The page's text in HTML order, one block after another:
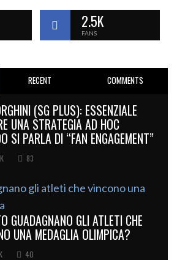
2.5K
FANS
RECENT COMMENTS
(SG PLUS): ESSENZIALE
UNA STRATEGIA AD HOC
SI PARLA DI “FAN ENGAGEMENT”
83
GUADAGNANO GLI ATLETI CHE
UNA MEDAGLIA OLIMPICA?
40